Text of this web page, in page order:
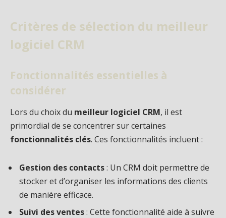
Critères de sélection du meilleur
logiciel CRM
Fonctionnalités essentielles à
considérer
Lors du choix du meilleur logiciel CRM, il est
primordial de se concentrer sur certaines
fonctionnalités clés. Ces fonctionnalités incluent :
Gestion des contacts: Un CRM doit permettre de
stocker et d’organiser les informations des clients
de manière efficace.
Suivi des ventes: Cette fonctionnalité aide à suivre